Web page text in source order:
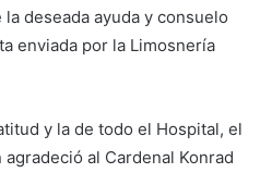
deseada ayuda y consuelo
enviada por la Limosnería
y la de todo el Hospital, el
al Cardenal Konrad